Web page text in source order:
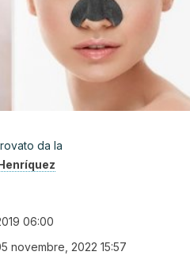
da la
06:00
novembre, 2022 15:57